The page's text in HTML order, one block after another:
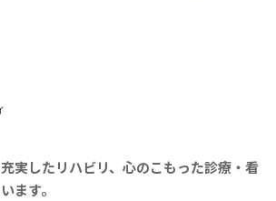
実したリハビリ、心のこもった診療・看
ます。